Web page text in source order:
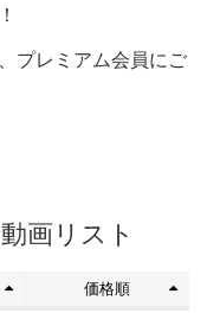
プレミアム会員にご
画リスト
価格順